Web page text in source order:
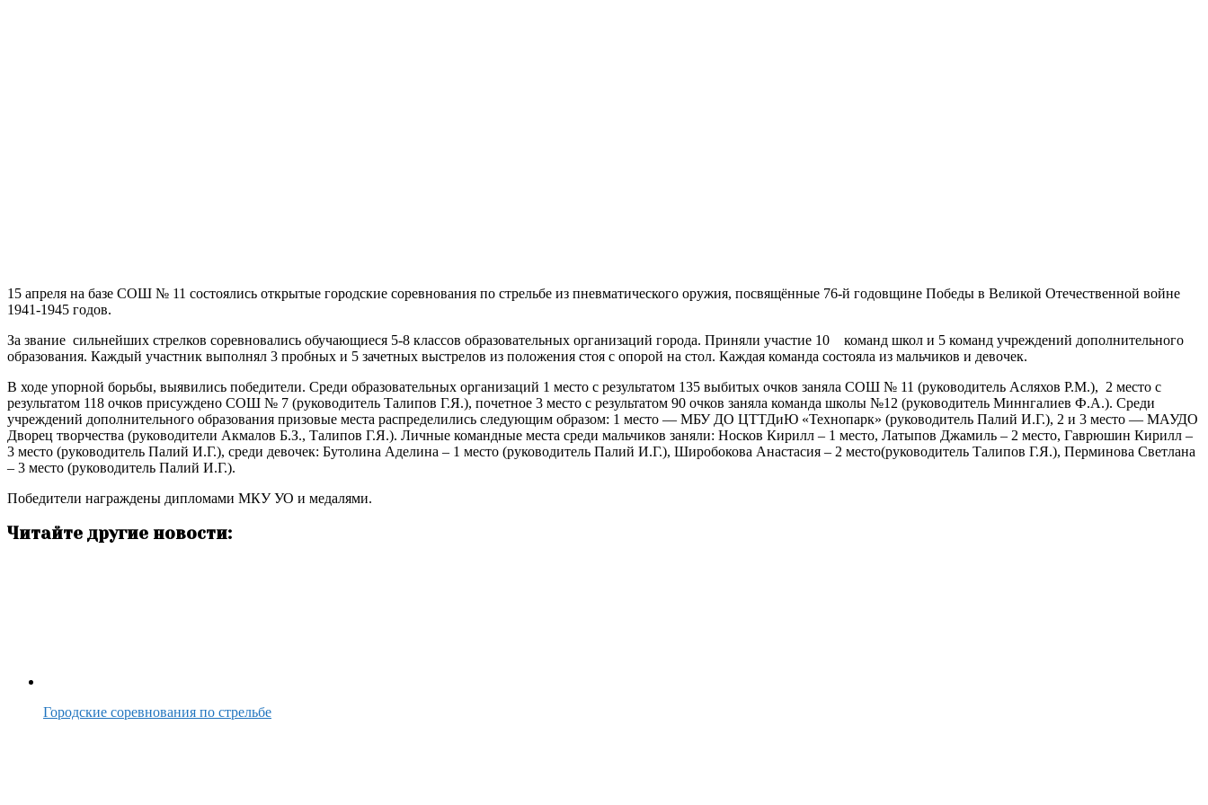
15 апреля на базе СОШ № 11 состоялись открытые городские соревнования по стрельбе из пневматического оружия, посвящённые 76-й годовщине Победы в Великой Отечественной войне
1941-1945 годов.
За звание сильнейших стрелков соревновались обучающиеся 5-8 классов образовательных организаций города. Приняли участие 10 команд школ и 5 команд учреждений дополнительного
образования. Каждый участник выполнял 3 пробных и 5 зачетных выстрелов из положения стоя с опорой на стол. Каждая команда состояла из мальчиков и девочек.
В ходе упорной борьбы, выявились победители. Среди образовательных организаций 1 место с результатом 135 выбитых очков заняла СОШ № 11 (руководитель Асляхов Р.М.), 2 место с
результатом 118 очков присуждено СОШ № 7 (руководитель Талипов Г.Я.), почетное 3 место с результатом 90 очков заняла команда школы №12 (руководитель Миннгалиев Ф.А.). Среди
учреждений дополнительного образования призовые места распределились следующим образом: 1 место — МБУ ДО ЦТТДиЮ «Технопарк» (руководитель Палий И.Г.), 2 и 3 место — МАУДО
Дворец творчества (руководители Акмалов Б.З., Талипов Г.Я.). Личные командные места среди мальчиков заняли: Носков Кирилл – 1 место, Латыпов Джамиль – 2 место, Гаврюшин Кирилл –
3 место (руководитель Палий И.Г.), среди девочек: Бутолина Аделина – 1 место (руководитель Палий И.Г.), Широбокова Анастасия – 2 место(руководитель Талипов Г.Я.), Перминова Светлана
– 3 место (руководитель Палий И.Г.).
Победители награждены дипломами МКУ УО и медалями.
Читайте другие новости:
Городские соревнования по стрельбе